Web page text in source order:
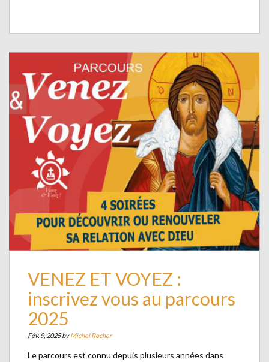
VENEZ ET VOYEZ :
inscrivez vous au parcours
2025
Fév. 9, 2025 byMichel Rocher
Le parcours est connu depuis plusieurs années dans